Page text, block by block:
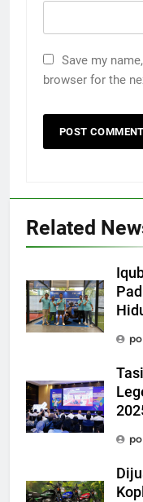
Save my
browser for the
Related